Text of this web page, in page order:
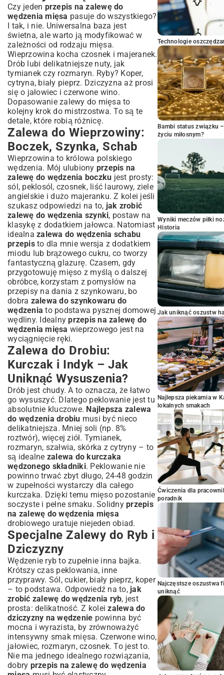
Czy jeden przepis na zalewę do
wędzenia mięsa pasuje do wszystkiego?
I tak, i nie. Uniwersalna baza jest
świetna, ale warto ją modyfikować w
zależności od rodzaju mięsa.
Wieprzowina kocha czosnek i majeranek.
Drób lubi delikatniejsze nuty, jak
tymianek czy rozmaryn. Ryby? Koper,
cytryna, biały pieprz. Dziczyzna aż prosi
się o jałowiec i czerwone wino.
Dopasowanie zalewy do mięsa to
kolejny krok do mistrzostwa. To są te
detale, które robią różnicę.
Zalewa do Wieprzowiny:
Boczek, Szynka, Schab
Wieprzowina to królowa polskiego
wędzenia. Mój ulubiony przepis na
zalewę do wędzenia boczku jest prosty:
sól, peklosól, czosnek, liść laurowy, ziele
angielskie i dużo majeranku. Z kolei jeśli
szukasz odpowiedzi na to, jak zrobić
zalewę do wędzenia szynki, postaw na
klasykę z dodatkiem jałowca. Natomiast
idealna zalewa do wędzenia schabu
przepisto dla mnie wersja z dodatkiem
miodu lub brązowego cukru, co tworzy
fantastyczną glazurę. Czasem, gdy
przygotowuję mięso z myślą o dalszej
obróbce, korzystam z pomysłów na
przepisy na dania z szynkowaru, bo
dobra zalewa do szynkowaru do
wędzenia to podstawa pysznej domowej
wędliny. Idealnyprzepis na zalewę do
wędzenia mięsa wieprzowego jest na
wyciągnięcie ręki.
Zalewa do Drobiu:
Kurczak i Indyk – Jak
Uniknąć Wysuszenia?
Drób jest chudy. A to oznacza, że łatwo
go wysuszyć. Dlatego peklowanie jest tu
absolutnie kluczowe. Najlepsza zalewa
do wędzenia drobiu musi być nieco
delikatniejsza. Mniej soli (np. 8%
roztwór), więcej ziół. Tymianek,
rozmaryn, szałwia, skórka z cytryny – to
są idealne zalewa do kurczaka
wędzonego składniki. Peklowanie nie
powinno trwać zbyt długo, 24-48 godzin
w zupełności wystarczy dla całego
kurczaka. Dzięki temu mięso pozostanie
soczyste i pełne smaku. Solidny przepis
na zalewę do wędzenia mięsa
drobiowego uratuje niejeden obiad.
Specjalne Zalewy do Ryb i
Dziczyzny
Wędzenie ryb to zupełnie inna bajka.
Krótszy czas peklowania, inne
przyprawy. Sól, cukier, biały pieprz, koper
– to podstawa. Odpowiedź na to, jak
zrobić zalewę do wędzenia ryb, jest
prosta: delikatność. Z koleizalewa do
dziczyzny na wędzenie powinna być
mocna i wyrazista, by zrównoważyć
intensywny smak mięsa. Czerwone wino,
jałowiec, rozmaryn, czosnek. To jest to.
Nie ma jednego idealnego rozwiązania,
dobry przepis na zalewę do wędzenia
Technologie
Bambi status związku
życiu miłosnym?
Wyniki meczów piłki
Historia
Jak uniknąć oszustw
Najlepsza piekarnia w
lokalnych smakach
Ćwiczenia dla
poradnik
Najczęstsze oszustwa
uniknąć